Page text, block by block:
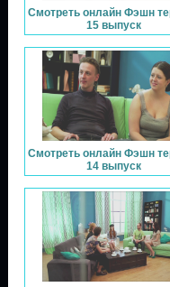
Смотреть онлайн Фэшн
15 выпуск
Смотреть онлайн Фэшн
14 выпуск